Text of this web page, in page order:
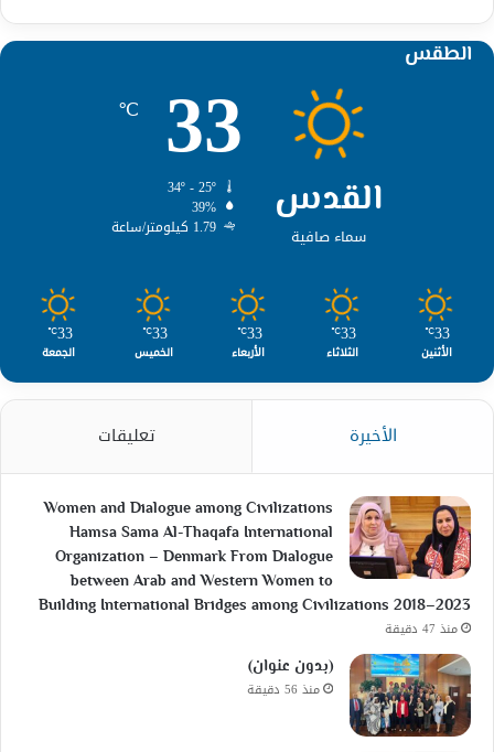
الطقس
القدس
سماء صافية
33
℃
39%
1.79 كيلومتر/ساعة
33
℃
الأثنين
33
℃
الثلاثاء
33
℃
الأربعاء
33
℃
الخميس
33
℃
الجمعة
الأخيرة تعليقات
Women and Dialogue among Civilizations
Hamsa Sama Al-Thaqafa International
Organization – Denmark From Dialogue
between Arab and Western Women to
Building International Bridges among Civilizations 2018–2023
منذ 47 دقيقة
(بدون عنوان)
منذ 56 دقيقة